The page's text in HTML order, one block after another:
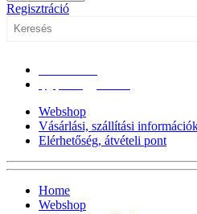
Regisztráció
Webshop
Vásárlási, szállítási
Elérhetőség, átvételi pont
Home
Webshop